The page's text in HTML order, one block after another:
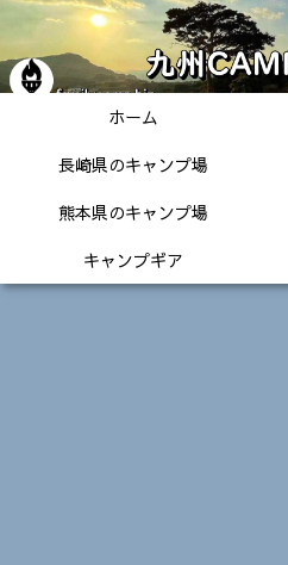
ホーム
長崎県のキャンプ場
熊本県のキャンプ場
キャンプギア